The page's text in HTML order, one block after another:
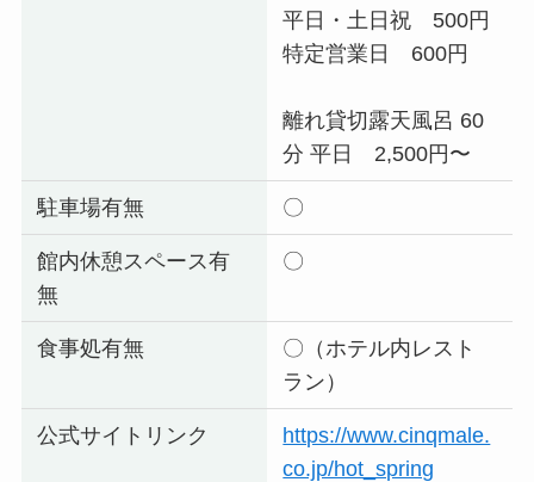
平日・土日祝 500円
特定営業日 600円
離れ貸切露天風呂 60
分 平日 2,500円〜
駐車場有無 〇
館内休憩スペース有
無
〇
食事処有無
〇（ホテル内レスト
ラン）
公式サイトリンク
https://www.cinqmale.
co.jp/hot_spring